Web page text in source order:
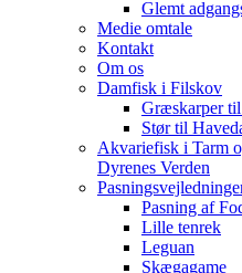
Glemt
Medie omtale
Kontakt
Om os
Damfisk i Filskov
Græskarper
Stør til
Akvariefisk i Tarm
Dyrenes Verden
Pasning af
Lille tenrek
Leguan
Skægagame